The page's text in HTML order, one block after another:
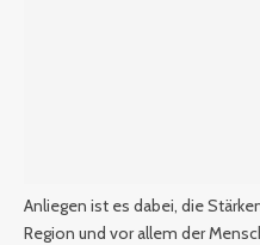
Anliegen ist es dabei, die
Region und vor allem der